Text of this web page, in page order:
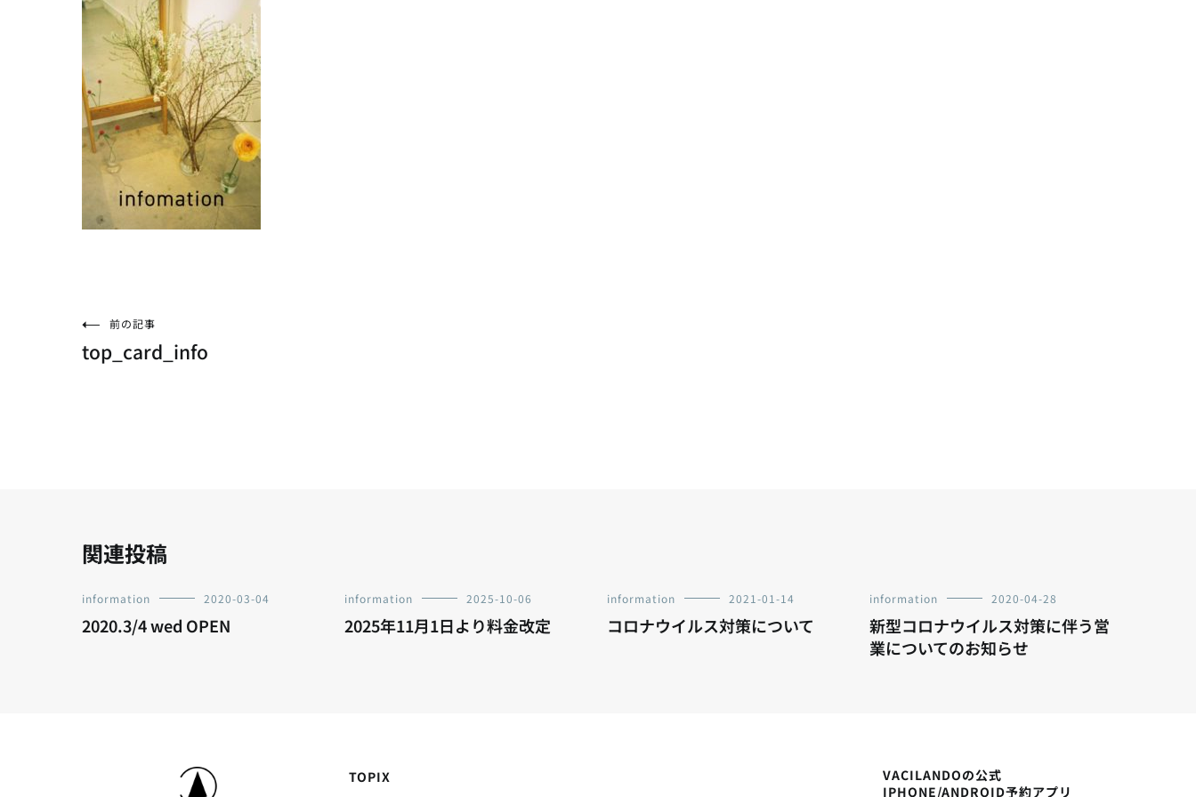
投
ー
シ
ョ
前の記事
top_card_info
関連投稿
information 2020-03-04
2020.3/4 wed OPEN
information 2025-10-06
2025年11月1日より料金改定
information 2021-01-14
コロナウイルス対策について
information 2020-04-28
新型コロナウイルス対策に伴う営
業についてのお知らせ
TOPIX
VACILANDOの公式
IPHONE/ANDROID予約アプリ